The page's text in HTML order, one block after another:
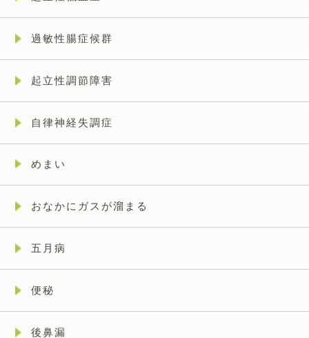
過敏性腸症候群
起立性調節障害
自律神経失調症
めまい
おなかにガスが溜まる
五月病
便秘
後鼻漏